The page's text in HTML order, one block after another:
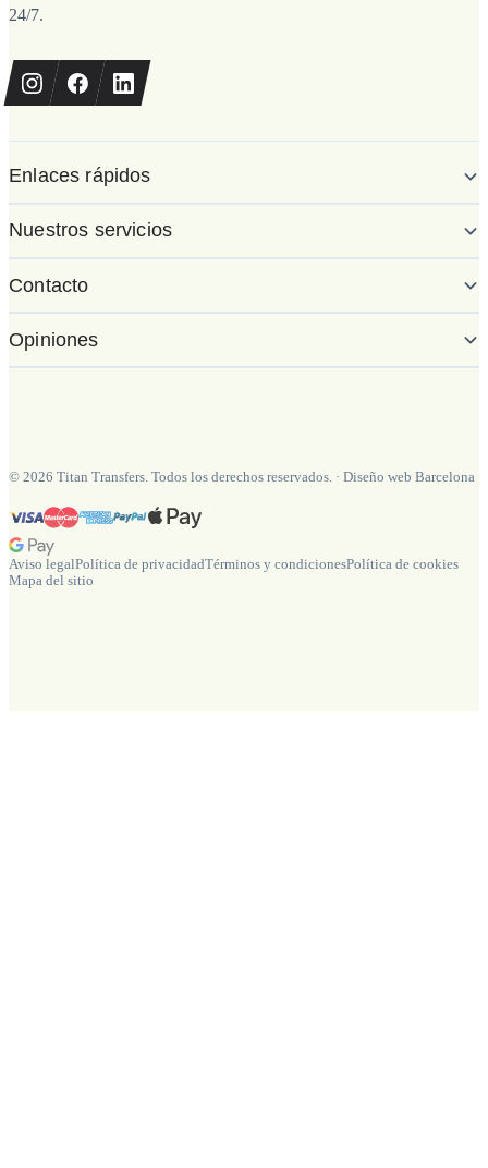
24/7.
Enlaces rápidos
Nuestros servicios
Contacto
Opiniones
© 2026 Titan Transfers. Todos los derechos reservados. · Diseño web Barcelona
Aviso legalPolítica de privacidadTérminos y condicionesPolítica de cookies
Mapa del sitio